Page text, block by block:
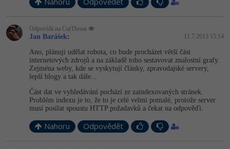
Nahoru Odpovědět
Odpovídá na CutThroat
Jan Barášek: 11.7.2013 15:14
Ano, plánuji udělat robota, co bude procházet větší část
internetových zdrojů a na základě toho sestavovat znalostní grafy.
Zejména weby, kde se vyskytují články, zpravodajské servery,
lepší blogy a tak dále...
Část dat ve vyhledávání pochází ze zaindexovaných stránek.
Problém indexu je to, že to je celé velmi pomalé, protože server
musí posílat spoustu HTTP požadavků a čekat na odpověďi.
Nahoru Odpovědět